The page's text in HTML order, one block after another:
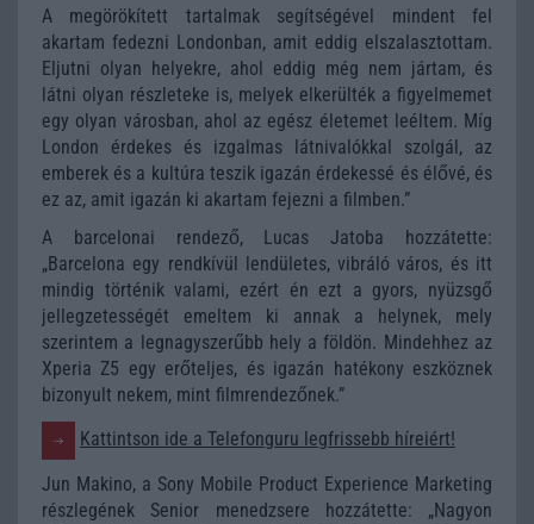
A megörökített tartalmak segítségével mindent fel
akartam fedezni Londonban, amit eddig elszalasztottam.
Eljutni olyan helyekre, ahol eddig még nem jártam, és
látni olyan részleteke is, melyek elkerülték a figyelmemet
egy olyan városban, ahol az egész életemet leéltem. Míg
London érdekes és izgalmas látnivalókkal szolgál, az
emberek és a kultúra teszik igazán érdekessé és élővé, és
ez az, amit igazán ki akartam fejezni a filmben.”
A barcelonai rendező, Lucas Jatoba hozzátette:
„Barcelona egy rendkívül lendületes, vibráló város, és itt
mindig történik valami, ezért én ezt a gyors, nyüzsgő
jellegzetességét emeltem ki annak a helynek, mely
szerintem a legnagyszerűbb hely a földön. Mindehhez az
Xperia Z5 egy erőteljes, és igazán hatékony eszköznek
bizonyult nekem, mint filmrendezőnek.”
Kattintson ide a Telefonguru legfrissebb híreiért!
Jun Makino, a Sony Mobile Product Experience Marketing
részlegének Senior menedzsere hozzátette: „Nagyon